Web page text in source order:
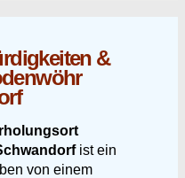
&
ist ein
von einem